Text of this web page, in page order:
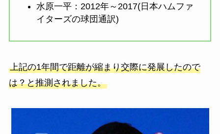
水原一平：2012年～2017(日本ハムファ
イターズの球団通訳)
上記の1年間で距離が縮まり交際に発展したので
は？と推測されました。